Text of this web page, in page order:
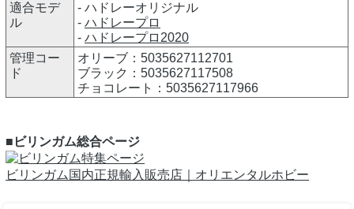
適合モデ
ル
- ハドレーオリジナル
- ハドレープロ
- ハドレープロ2020
管理コー
ド
オリーブ：5035627112701
ブラック：5035627117508
チョコレート：5035627117966
■ビリンガム総合ページ
ビリンガム国内正規輸入販売店｜オリエンタルホビー